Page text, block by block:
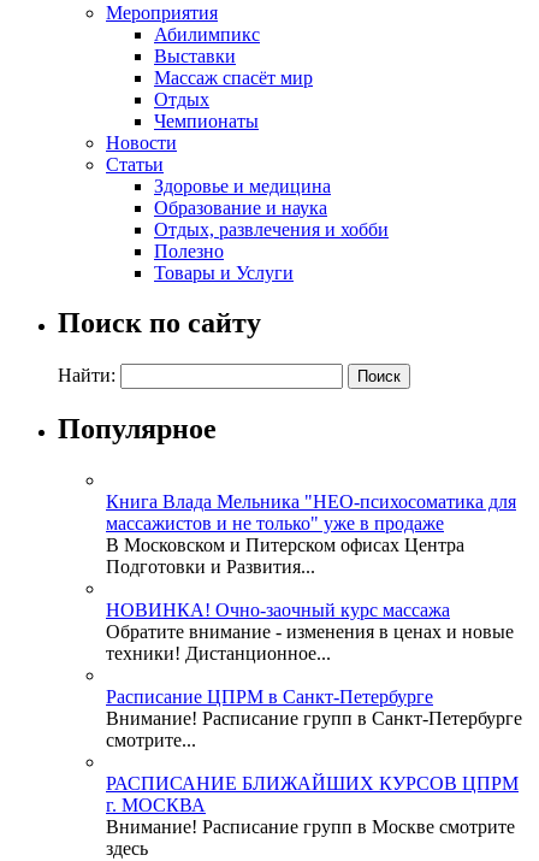
Мероприятия
Абилимпикс
Выставки
Массаж спасёт мир
Отдых
Чемпионаты
Новости
Статьи
Здоровье и медицина
Образование и наука
Отдых, развлечения и хобби
Полезно
Товары и Услуги
Поиск по сайту
Найти:
Популярное
Книга Влада Мельника "НЕО-психосоматика для
массажистов и не только" уже в продаже
В Московском и Питерском офисах Центра
Подготовки и Развития...
НОВИНКА! Очно-заочный курс массажа
Обратите внимание - изменения в ценах и новые
техники! Дистанционное...
Расписание ЦПРМ в Санкт-Петербурге
Внимание! Расписание групп в Санкт-Петербурге
смотрите...
РАСПИСАНИЕ БЛИЖАЙШИХ КУРСОВ ЦПРМ
г. МОСКВА
Внимание! Расписание групп в Москве смотрите
здесь